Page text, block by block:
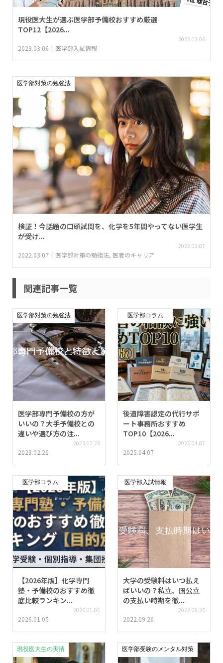
現役医大生が選ぶ医学部予備校おすすめ厳選
TOP12【2026...
2023.03.06
2023.03.06 医学部入試情報
医学部対策の勉強法
検証！今話題の口頭試問を、化学を5年間やってない医学生
が受け...
2022.03.07
2022.03.07 医学部対策の勉強法, 医者のキャリア
関連記事一覧
医学部対策の勉強法
医学部専門予備校の方が
いいの？大手予備校との
違いや選び方の注...
2023.02.26
2023.02.26
医学部コラム
後遺障害認定の代行サポ
ート事務所おすすめ
TOP10【2026...
2025.04.07
2025.04.07
医学部コラム
【2026年版】化学専門
塾・予備校のおすすめ徹
底比較ランキン...
2026.01.05
2026.01.05
医学部入試情報
大学の受験料はいつ払え
ばいいの？私立、国公立
の支払い時期を徹...
2022.09.26
2022.09.26
現役医大生の実情 医学部受験のメンタル対策